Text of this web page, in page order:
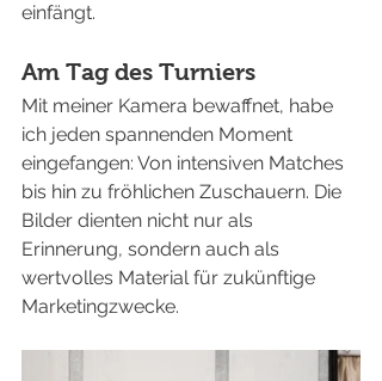
einfängt.
Am Tag des Turniers
Mit meiner Kamera bewaffnet, habe
ich jeden spannenden Moment
eingefangen: Von intensiven Matches
bis hin zu fröhlichen Zuschauern. Die
Bilder dienten nicht nur als
Erinnerung, sondern auch als
wertvolles Material für zukünftige
Marketingzwecke.